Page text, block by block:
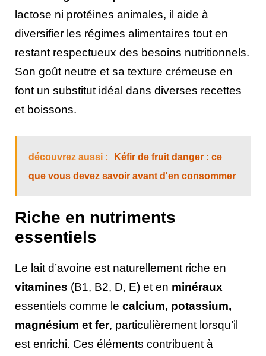
lactose ni protéines animales, il aide à
diversifier les régimes alimentaires tout en
restant respectueux des besoins nutritionnels.
Son goût neutre et sa texture crémeuse en
font un substitut idéal dans diverses recettes
et boissons.
découvrez aussi :
Kéfir de fruit danger : ce
que vous devez savoir avant d'en consommer
Riche en nutriments
essentiels
Le lait d’avoine est naturellement riche en
vitamines (B1, B2, D, E) et en minéraux
essentiels comme le calcium, potassium,
magnésium et fer, particulièrement lorsqu’il
est enrichi. Ces éléments contribuent à